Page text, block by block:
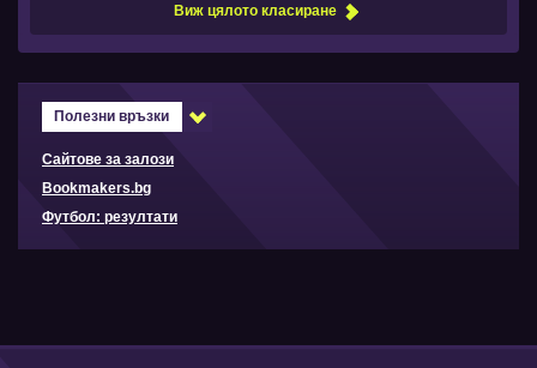
Виж цялото класиране
Полезни връзки
Сайтове за залози
Bookmakers.bg
Футбол: резултати